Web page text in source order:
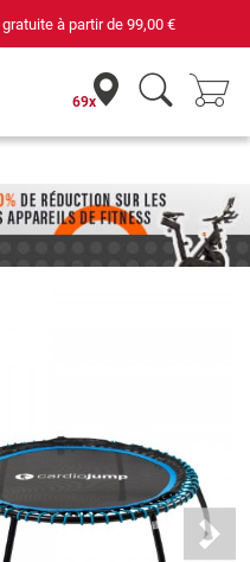
avec 75 techniciens
69x
Next